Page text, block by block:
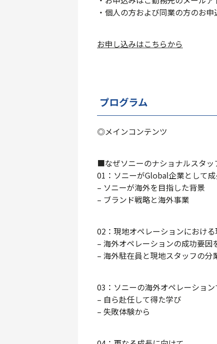
・個人の方および同業の方のお
お申し込みはこちらから
プログラム
◎メインコンテンツ
■なぜソニーのナショナルスタッ
01：ソニーがGlobal企業として
– ソニーが海外を目指した背景
– ブランド戦略と海外事業
02：現地オペレーションにおけ
– 海外オペレーションの成功要因
– 海外駐在員と現地スタッフの分
03：ソニーの海外オペレーショ
– 自ら赴任して得た学び
– 失敗体験から